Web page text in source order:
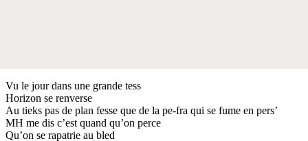
Vu le jour dans une grande tess
Horizon se renverse
Au tieks pas de plan fesse que de la pe-fra qui se fume en pers’
MH me dis c’est quand qu’on perce
Qu’on se rapatrie au bled